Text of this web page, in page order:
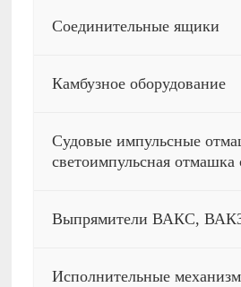
Соединительные ящики
Камбузное оборудование
Судовые импульсные
светоимпульсная отмашка
Выпрямители ВАКС,
Исполнительные